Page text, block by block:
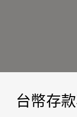
台幣存